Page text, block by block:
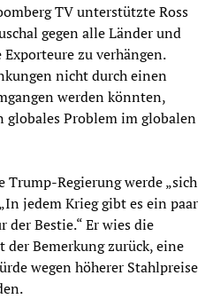
TV unterstützte Ross
gegen alle Länder und
zu verhängen.
nicht durch einen
werden könnten,
globales Problem im globalen
Trump-Regierung werde „sich
jedem Krieg gibt es ein paar
der Bestie.“ Er wies die
Bemerkung zurück, eine
wegen höherer Stahlpreise